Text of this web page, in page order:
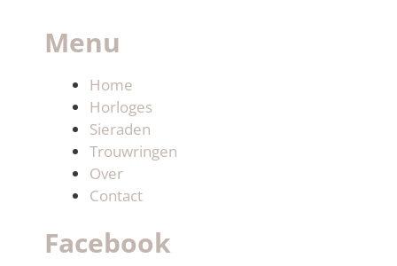
Menu
Home
Horloges
Sieraden
Trouwringen
Over
Contact
Facebook